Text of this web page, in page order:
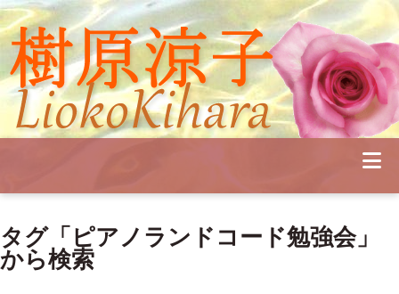
Profile
Concert
Seminar
Diary
Contact
タグ「ピアノランドコード勉強会」
から検索